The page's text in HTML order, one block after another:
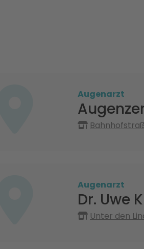
Augenarzt
Augenarzt
Dr. Uwe
Unter den